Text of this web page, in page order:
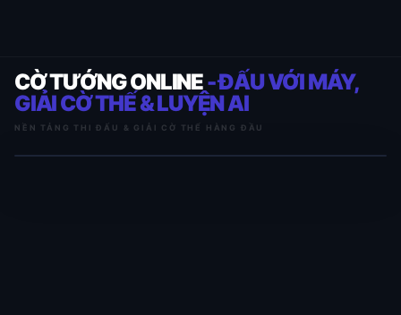
CỜ TƯỚNG ONLINE- ĐẤU VỚI MÁY,
GIẢI CỜ THẾ & LUYỆN AI
NỀN TẢNG THI ĐẤU & GIẢI CỜ THẾ HÀNG ĐẦU